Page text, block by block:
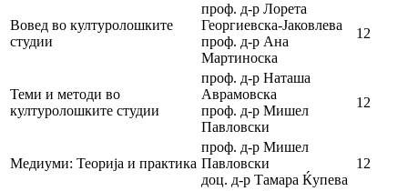
Вовед во културолошките
студии
проф. д-р Лорета
Георгиевска-Јаковлева
проф. д-р Ана
Мартиноска
12
Теми и методи во
културолошките студии
проф. д-р Наташа
Аврамовска
проф. д-р Мишел
Павловски
12
Медиуми: Теорија и практика
проф. д-р Мишел
Павловски
доц. д-р Тамара Ќупева
12